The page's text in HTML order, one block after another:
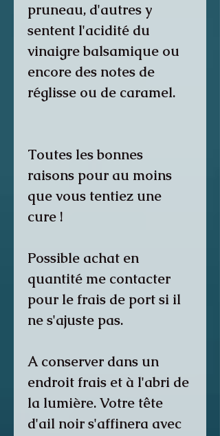
pruneau, d'autres y
sentent l'acidité du
vinaigre balsamique ou
encore des notes de
réglisse ou de caramel.
Toutes les bonnes
raisons pour au moins
que vous tentiez une
cure !
Possible achat en
quantité me contacter
pour le frais de port si il
ne s'ajuste pas.
A conserver dans un
endroit frais et à l'abri de
la lumière. Votre tête
d'ail noir s'affinera avec